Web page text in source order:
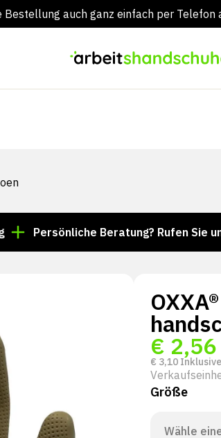
Bestellung auch ganz einfach per Telefon
Beratung? Rufen Sie uns unter
€ 2,56
€ 3,10
Größe